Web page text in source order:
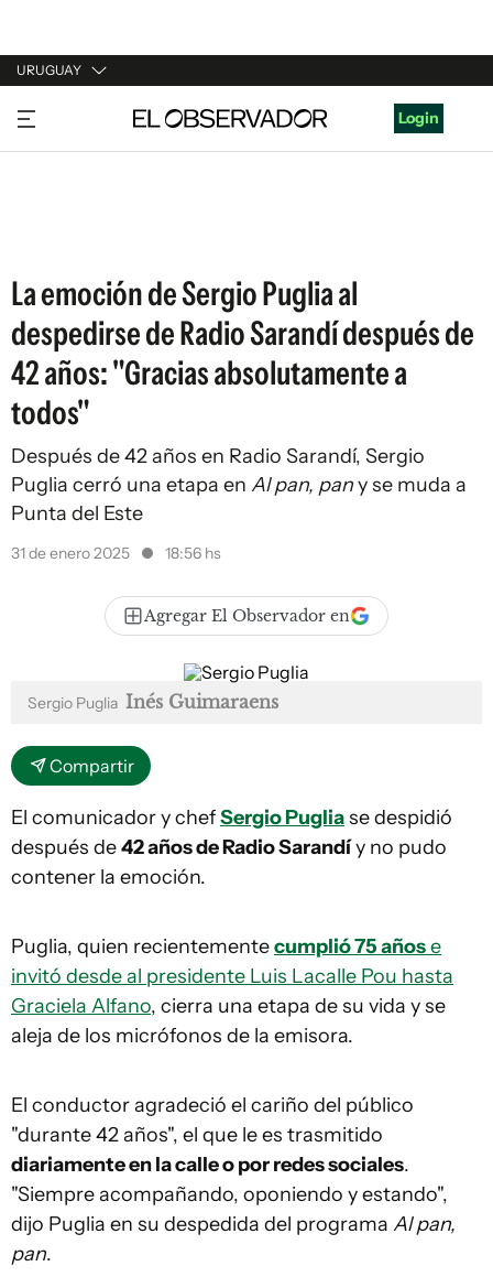
URUGUAY
URUGUAY
ARGENTINA
Login
La emoción de Sergio Puglia al
despedirse de Radio Sarandí después de
42 años: "Gracias absolutamente a
todos"
Después de 42 años en Radio Sarandí, Sergio
Puglia cerró una etapa en Al pan, pany se muda a
Punta del Este
31 de enero 2025 18:56 hs
Agregar El Observador en
Sergio Puglia Inés Guimaraens
Compartir
El comunicador y chefSergio Pugliase despidió
después de42 años de Radio Sarandíy no pudo
contener la emoción.
Puglia, quien recientementecumplió 75 añose
invitó desde al presidente Luis Lacalle Pou hasta
Graciela Alfano, cierra una etapa de su vida y se
aleja de los micrófonos de la emisora.
El conductor agradeció el cariño del público
"durante 42 años", el que le es trasmitido
diariamente en la calle o por redes sociales.
"Siempre acompañando, oponiendo y estando",
dijo Puglia en su despedida del programa Al pan,
pan.